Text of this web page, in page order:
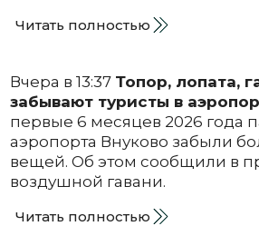
Читать полностью
Вчера в 13:37 Топор, лопата,
забывают туристы в
первые 6 месяцев 2026 года
аэропорта Внуково забыли
вещей. Об этом сообщили в
воздушной гавани.
Читать полностью